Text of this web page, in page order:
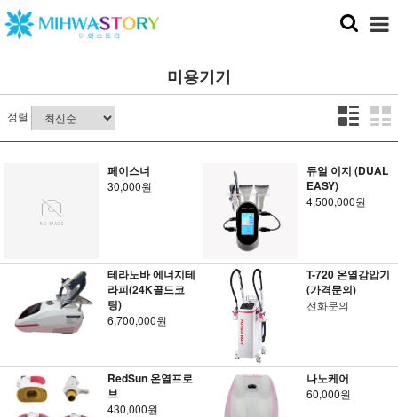
미용기기
정렬
페이스너
30,000원
듀얼 이지 (DUAL
EASY)
4,500,000원
테라노바 에너지테
라피(24K골드코
팅)
6,700,000원
T-720 온열감압기
(가격문의)
전화문의
RedSun 온열프로
브
430,000원
나노케어
60,000원